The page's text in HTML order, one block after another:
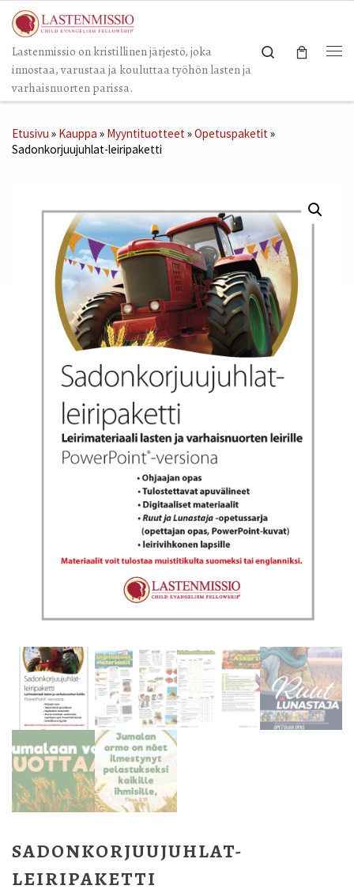
Skip to content
Lastenmissio on kristillinen järjestö, joka
innostaa, varustaa ja kouluttaa työhön lasten ja
varhaisnuorten parissa.
Search
Etusivu » Kauppa » Myyntituotteet»Opetuspaketit»
Sadonkorjuujuhlat-leiripaketti
SADONKORJUUJUHLAT-
LEIRIPAKETTI